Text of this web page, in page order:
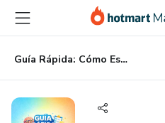
principal
página
de
página
Guía Rápida: Cómo Estimular la Memoria Día a Día